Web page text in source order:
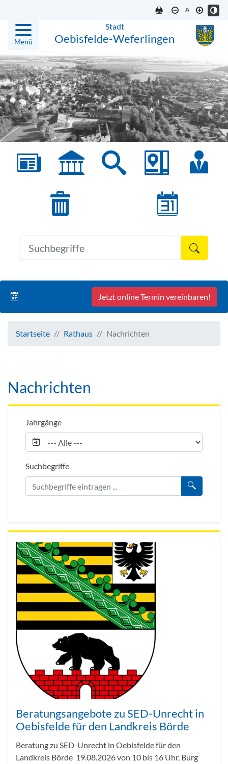
Menü
Stadt
Oebisfelde-Weferlingen
Jetzt online Termin vereinbaren!
Startseite Rathaus Nachrichten
Nachrichten
Jahrgänge
Suchbegriffe
Beratungsangebote zu SED-Unrecht in
Oebisfelde für den Landkreis Börde
Beratung zu SED-Unrecht in Oebisfelde für den
Landkreis Börde 19.08.2026 von 10 bis 16 Uhr, Burg